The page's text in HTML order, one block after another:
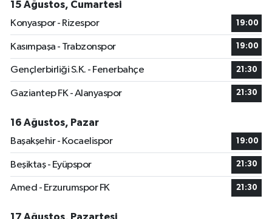
15 Ağustos, Cumartesi
Konyaspor - Rizespor
19:00
Kasımpaşa - Trabzonspor 19:00
Gençlerbirliği S.K. - Fenerbahçe 21:30
Gaziantep FK - Alanyaspor 21:30
16 Ağustos, Pazar
Başakşehir - Kocaelispor
19:00
Beşiktaş - Eyüpspor 21:30
Amed - Erzurumspor FK 21:30